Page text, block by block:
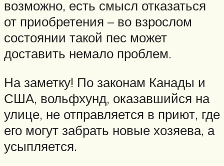
возможно, есть смысл отказаться
от приобретения – во взрослом
состоянии такой пес может
доставить немало проблем.
На заметку! По законам Канады и
США, вольфхунд, оказавшийся на
улице, не отправляется в приют, где
его могут забрать новые хозяева, а
усыпляется.